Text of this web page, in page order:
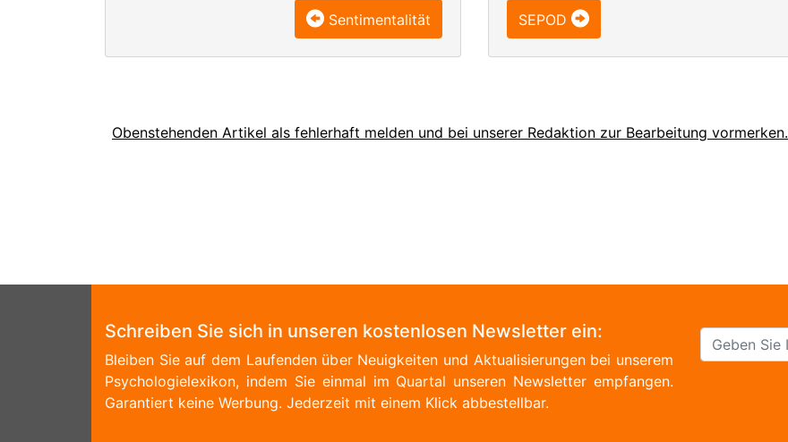
Sentimentalität SEPOD
Obenstehenden Artikel als fehlerhaft melden und bei unserer Redaktion zur Bearbeitung vormerken.
Schreiben Sie sich in unseren kostenlosen Newsletter ein:
Bleiben Sie auf dem Laufenden über Neuigkeiten und Aktualisierungen bei unserem
Psychologielexikon, indem Sie einmal im Quartal unseren Newsletter empfangen.
Garantiert keine Werbung. Jederzeit mit einem Klick abbestellbar.